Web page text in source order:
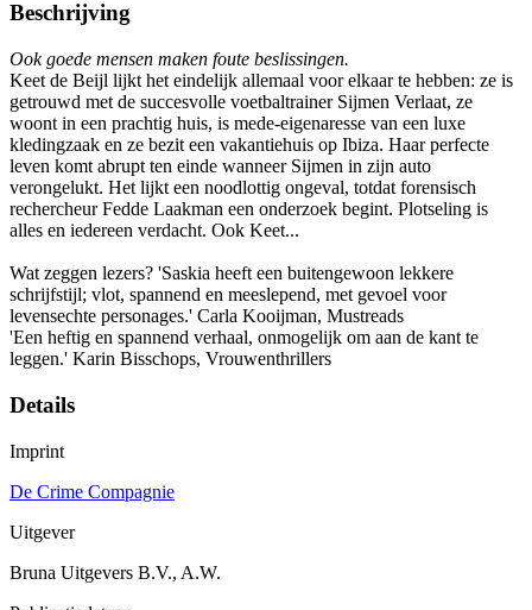
Beschrijving
Ook goede mensen maken foute beslissingen.
Keet de Beijl lijkt het eindelijk allemaal voor elkaar te hebben: ze is
getrouwd met de succesvolle voetbaltrainer Sijmen Verlaat, ze
woont in een prachtig huis, is mede-eigenaresse van een luxe
kledingzaak en ze bezit een vakantiehuis op Ibiza. Haar perfecte
leven komt abrupt ten einde wanneer Sijmen in zijn auto
verongelukt. Het lijkt een noodlottig ongeval, totdat forensisch
rechercheur Fedde Laakman een onderzoek begint. Plotseling is
alles en iedereen verdacht. Ook Keet...
Wat zeggen lezers? 'Saskia heeft een buitengewoon lekkere
schrijfstijl; vlot, spannend en meeslepend, met gevoel voor
levensechte personages.' Carla Kooijman, Mustreads
'Een heftig en spannend verhaal, onmogelijk om aan de kant te
leggen.' Karin Bisschops, Vrouwenthrillers
Details
Imprint
De Crime Compagnie
Uitgever
Bruna Uitgevers B.V., A.W.